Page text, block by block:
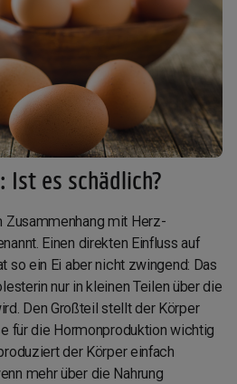
Ist es schädlich?
Zusammenhang mit Herz-
Einen direkten Einfluss auf
so ein Ei aber nicht zwingend: Das
nur in kleinen Teilen über die
Den Großteil stellt der Körper
für die Hormonproduktion wichtig
der Körper einfach
mehr über die Nahrung